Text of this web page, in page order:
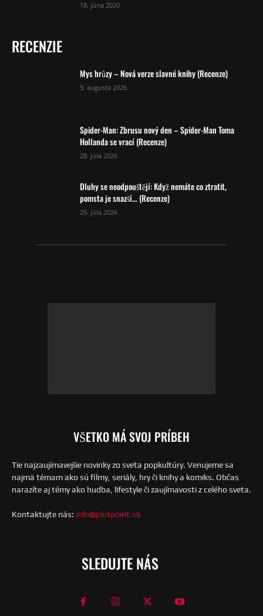
18. júna 2020
RECENZIE
Mys hrůzy – Nová verze slavné knihy (Recenze)
5. augusta 2026
Spider-Man: Zbrusu nový den – Spider-Man Toma
Hollanda se vrací (Recenze)
28. júla 2026
Dluhy se neodpouštějí: Když nemáte co ztratit,
pomsta je snazší… (Recenze)
25. júla 2026
VŠETKO MÁ SVOJ PRÍBEH
Tie najzaujímavejšie novinky zo sveta popkultúry. Venujeme sa
najmä témam ako sú filmy, seriály, hry či knihy a komiks. Občas
narazíte aj témy ako hudba, lifestyle či zaujímavosti z celého sveta.
Kontaktujte nás: info@plotpoint.sk
SLEDUJTE NÁS